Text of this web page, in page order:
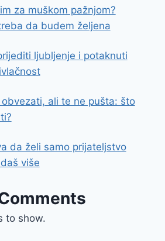
za muškom pažnjom?
da budem željena
ljubljenje i potaknuti
ali te ne pušta: što
da želi samo prijateljstvo
više
to show.